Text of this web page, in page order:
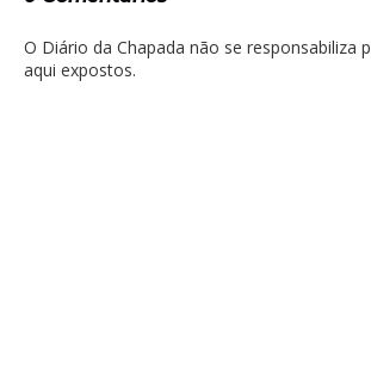
O Diário da Chapada não se responsabiliza
aqui expostos.